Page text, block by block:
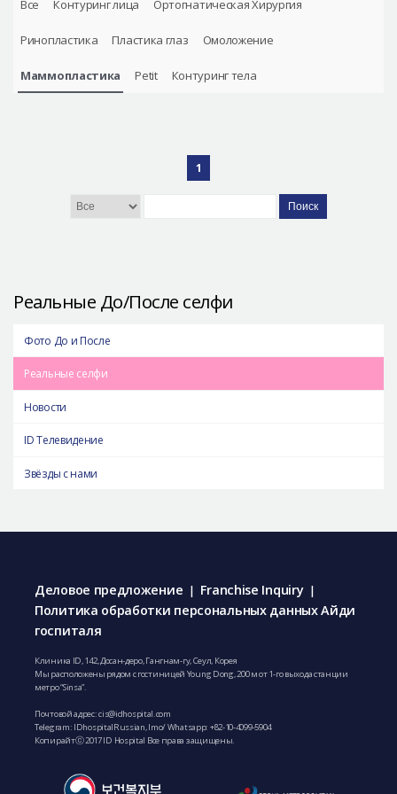
Безопасная хирургия
Консультация
Реальные До/После селфи
Все Контуринг лица Ортогнатическая Хирургия
Ринопластика Пластика глаз Омоложение
Маммопластика Petit Контуринг тела
1
Поиск
Реальные До/После селфи
Фото До и После
Реальные селфи
Новости
ID Телевидение
Звёзды с нами
Деловое предложение Franchise Inquiry
Политика обработки персональных данных Айди
госпиталя
Клиника ID, 142, Досан-деро, Гангнам-гу, Сеул, Корея
Мы расположены рядом с гостиницей Young Dong, 200 м от 1-го выхода станции
метро “Sinsa”.
Почтовой адрес:cis@idhospital.com
Telegram: IDhospitalRussian, Imo/ Whatsapp: +82-10-4099-5904
Копирайтⓒ 2017 ID Hospital Все права защищены.